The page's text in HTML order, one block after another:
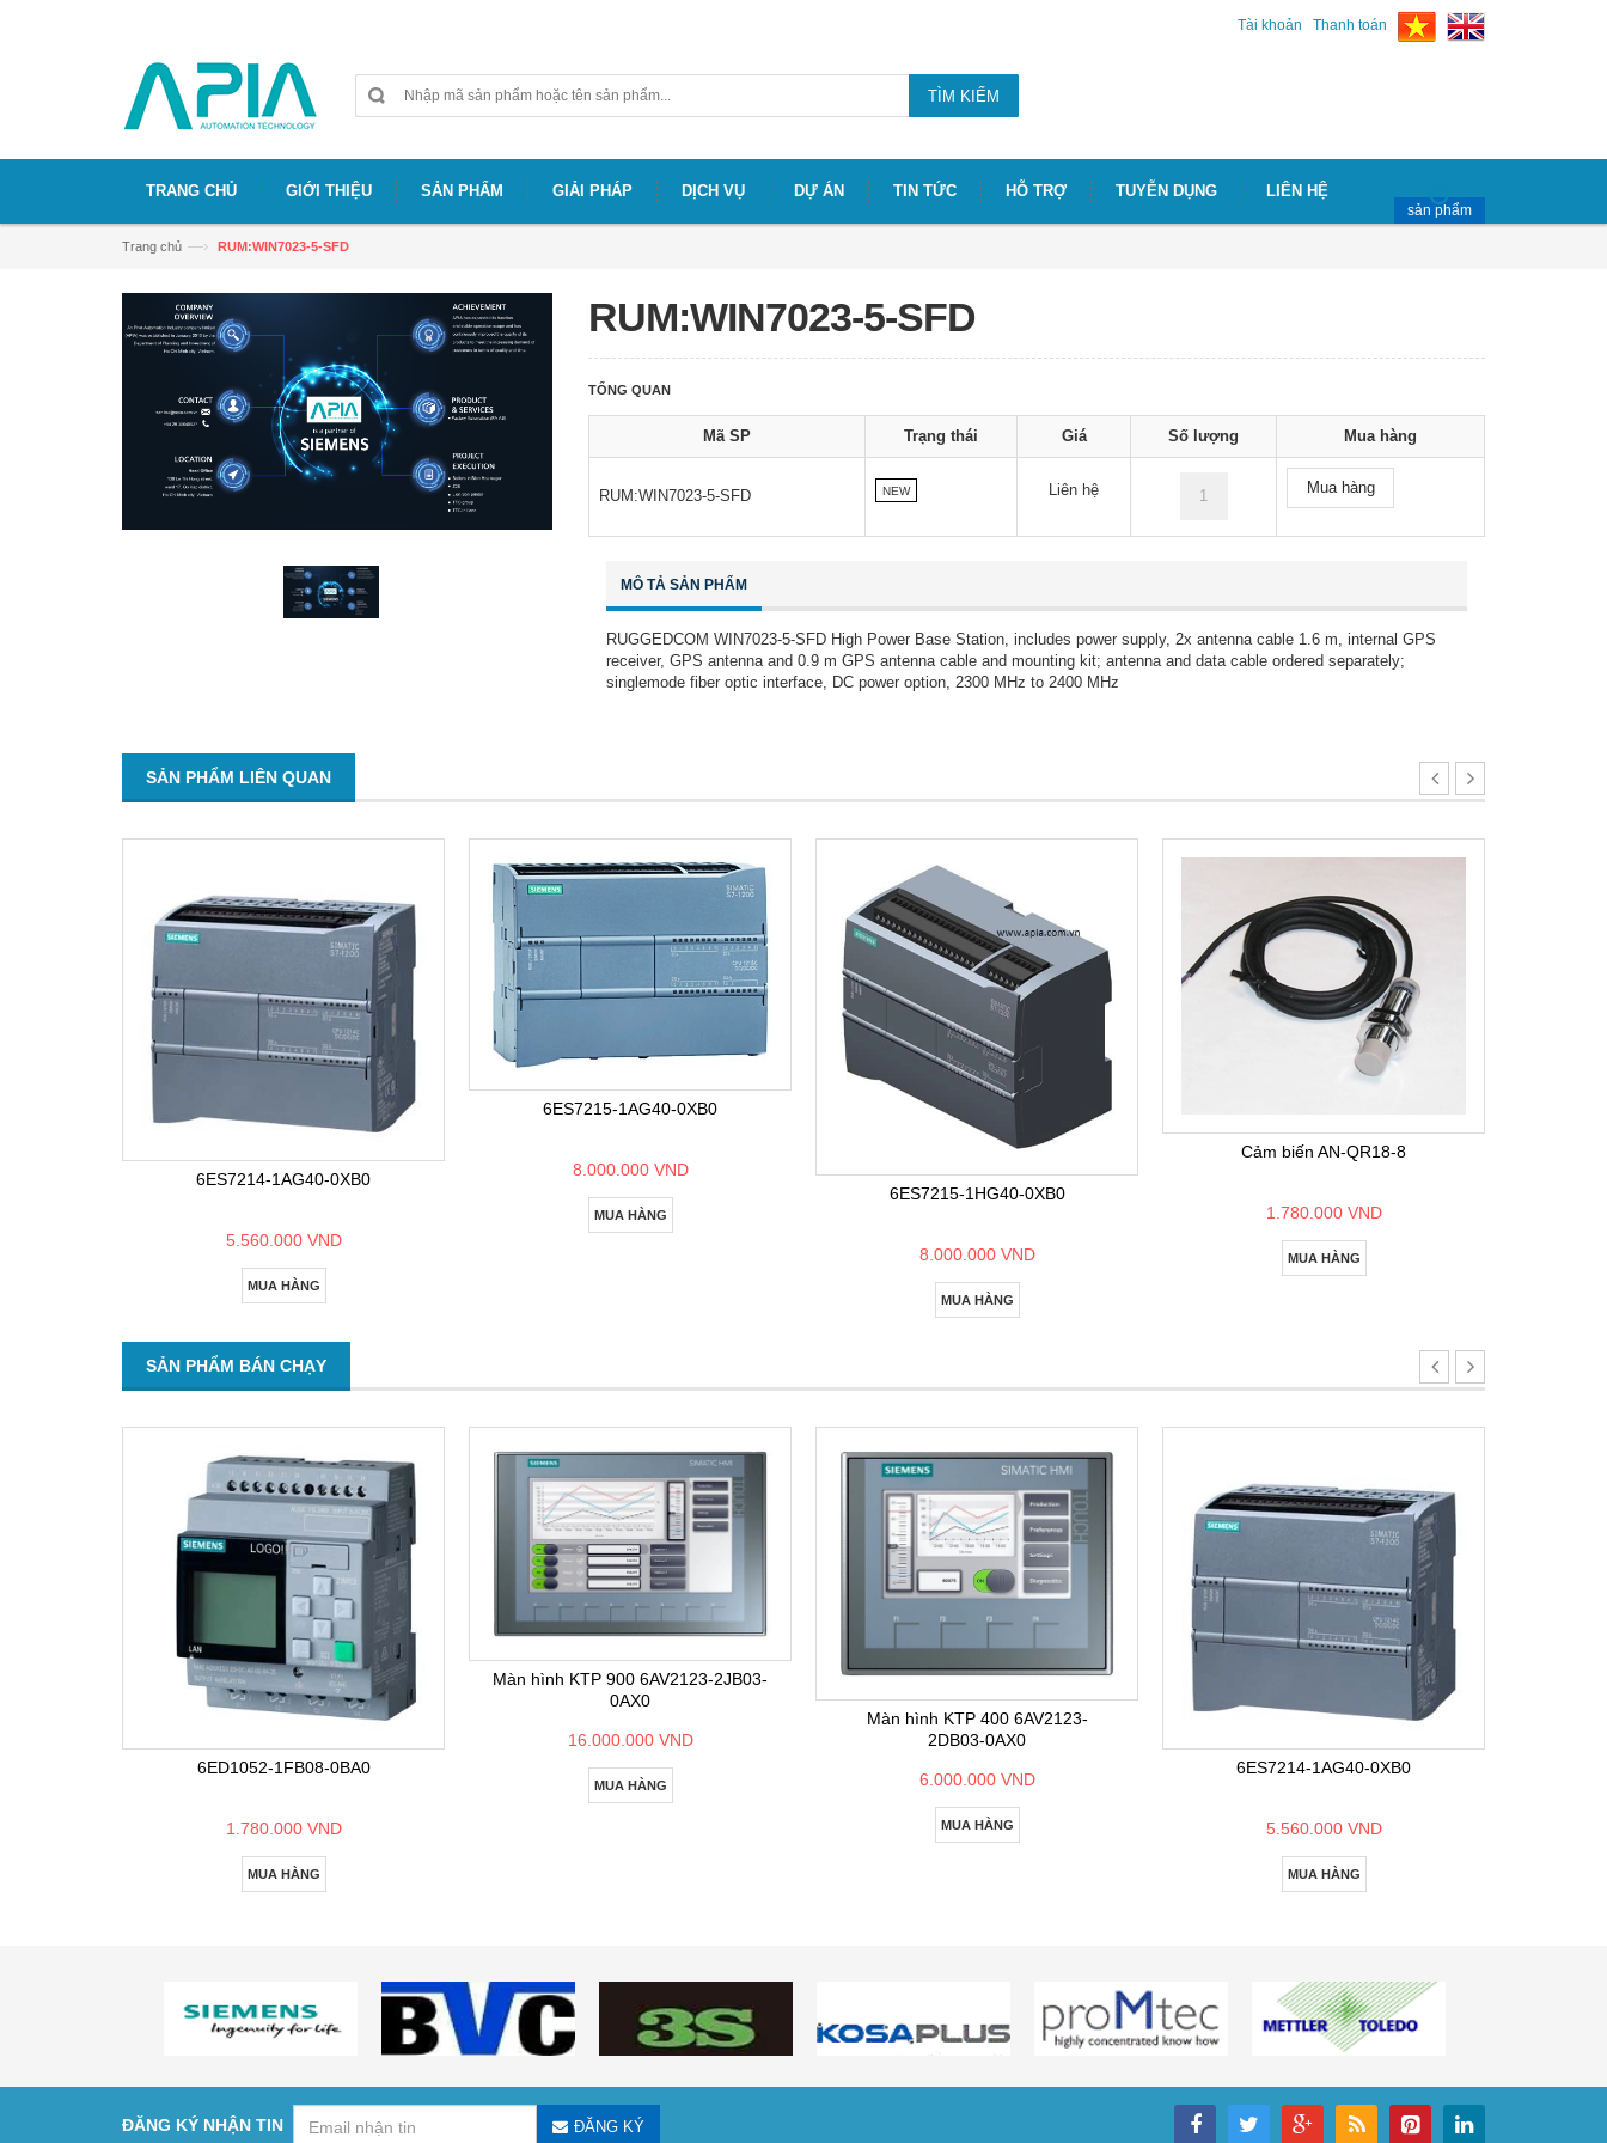
Tài khoản Thanh toán
TÌM KIẾM
TRANG CHỦ GIỚI THIỆU SẢN PHẨM GIẢI PHÁP DỊCH VỤ DỰ ÁN TIN TỨC HỖ TRỢ TUYỄN DỤNG LIÊN HỆ
sản phẩm
Trang chủ —› RUM:WIN7023-5-SFD
RUM:WIN7023-5-SFD
TỔNG QUAN
Mã SP Trạng thái Giá Số lượng Mua hàng
RUM:WIN7023-5-SFD NEW Liên hệ Mua hàng
MÔ TẢ SẢN PHẨM
RUGGEDCOM WIN7023-5-SFD High Power Base Station, includes power supply, 2x antenna cable 1.6 m, internal GPS
receiver, GPS antenna and 0.9 m GPS antenna cable and mounting kit; antenna and data cable ordered separately;
singlemode fiber optic interface, DC power option, 2300 MHz to 2400 MHz
SẢN PHẨM LIÊN QUAN
6ES7214-1AG40-0XB0
5.560.000 VND
MUA HÀNG
6ES7215-1AG40-0XB0
8.000.000 VND
MUA HÀNG
6ES7215-1HG40-0XB0
8.000.000 VND
MUA HÀNG
Cảm biến AN-QR18-8
1.780.000 VND
MUA HÀNG
SẢN PHẨM BÁN CHẠY
6ED1052-1FB08-0BA0
1.780.000 VND
MUA HÀNG
Màn hình KTP 900 6AV2123-2JB03-
0AX0
16.000.000 VND
MUA HÀNG
Màn hình KTP 400 6AV2123-
2DB03-0AX0
6.000.000 VND
MUA HÀNG
6ES7214-1AG40-0XB0
5.560.000 VND
MUA HÀNG
ĐĂNG KÝ NHẬN TIN ĐĂNG KÝ